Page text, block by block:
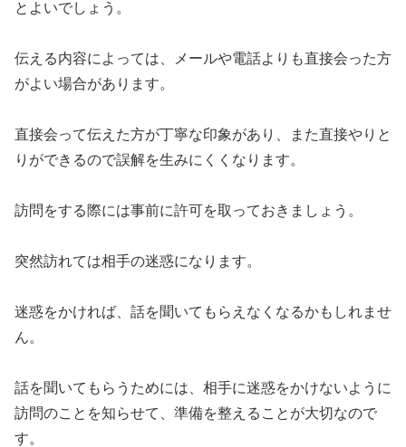
とよいでしょう。
伝える内容によっては、メールや電話よりも直接会った方
がよい場合があります。
直接会って伝えた方が丁寧な印象があり、また直接やりと
りができるので誤解を生みにくくなります。
訪問をする際には事前に許可を取っておきましょう。
突然訪れては相手の迷惑になります。
迷惑をかければ、話を聞いてもらえなくなるかもしれませ
ん。
話を聞いてもらうためには、相手に迷惑をかけないように
訪問のことを知らせて、準備を整えることが大切なので
す。